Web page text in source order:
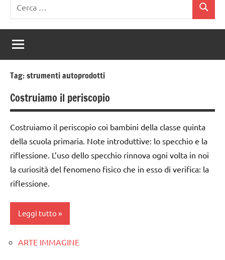
per:
Cerca
Tag:strumenti autoprodotti
Costruiamo il periscopio
Costruiamo il periscopio coi bambini della classe quinta
della scuola primaria. Note introduttive: lo specchio e la
riflessione. L’uso dello specchio rinnova ogni volta in noi
la curiosità del fenomeno fisico che in esso di verifica: la
riflessione.
Leggi tutto
classe
ARTE IMMAGINE